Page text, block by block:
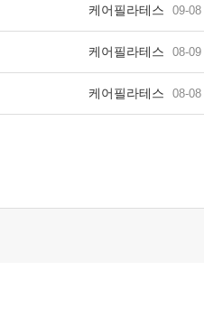
케어필라테스 09-08
케어필라테스 08-09
케어필라테스 08-08